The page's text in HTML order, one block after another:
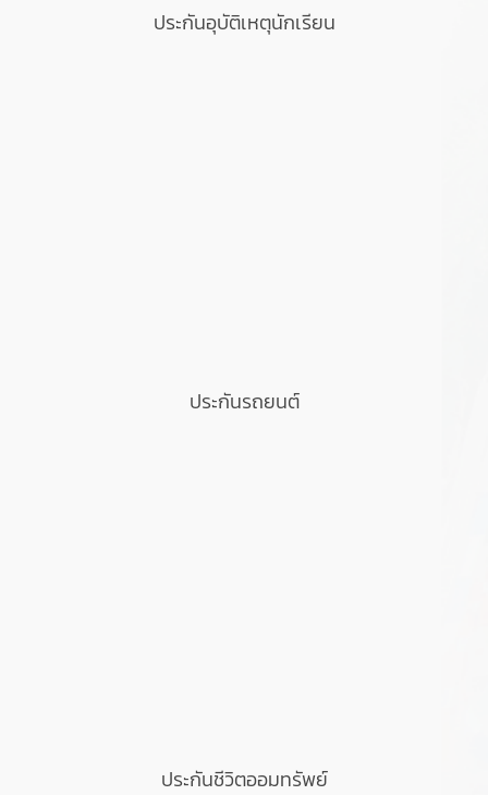
ประกันอุบัติเหตุนักเรียน
ประกันรถยนต์
ประกันชีวิตออมทรัพย์